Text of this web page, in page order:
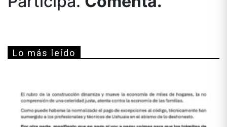
Lo más leído